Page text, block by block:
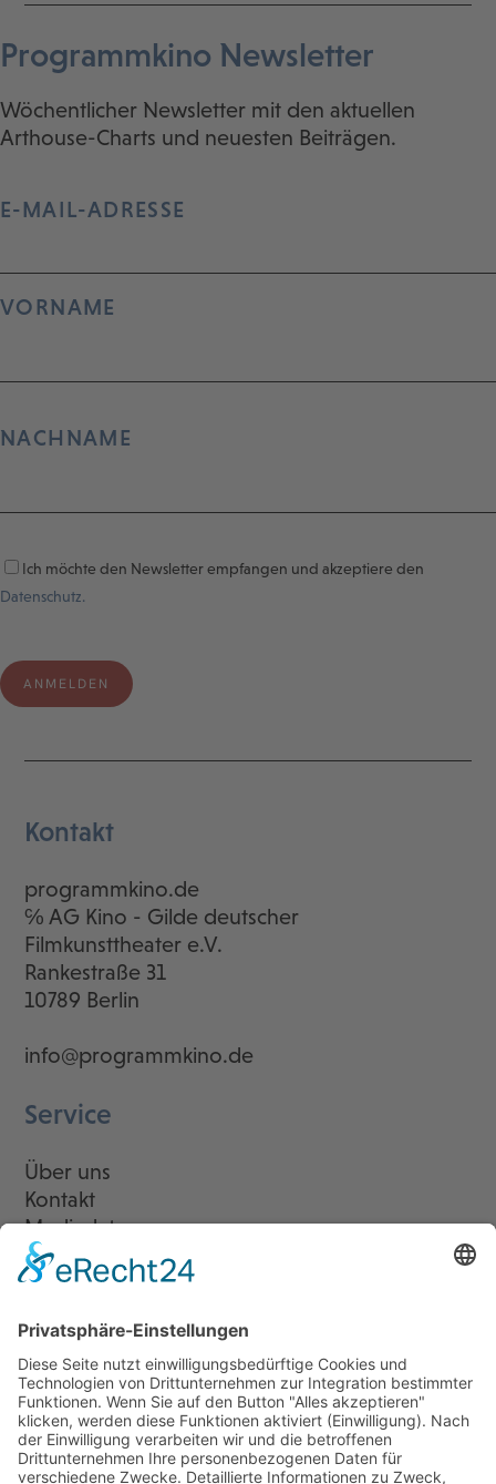
Programmkino Newsletter
Wöchentlicher Newsletter mit den aktuellen
Arthouse-Charts und neuesten Beiträgen.
E-MAIL-ADRESSE
VORNAME
NACHNAME
Ich möchte den Newsletter empfangen und akzeptiere den
Datenschutz.
Kontakt
programmkino.de
℅ AG Kino - Gilde deutscher
Filmkunsttheater e.V.
Rankestraße 31
10789 Berlin
info@programmkino.de
Service
Über uns
Kontakt
Mediadaten
Newsletter
LogIn
Legal
Impressum
Datenschutzerklärung
Cookie-Einstellungen